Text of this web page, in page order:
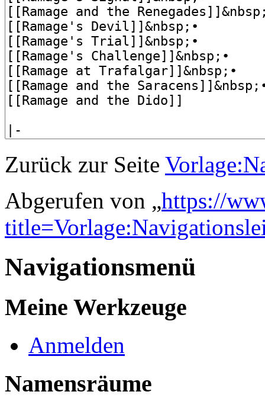
Zurück zur Seite
Abgerufen von „https://
Navigationsmenü
Meine Werkzeuge
Anmelden
Namensräume